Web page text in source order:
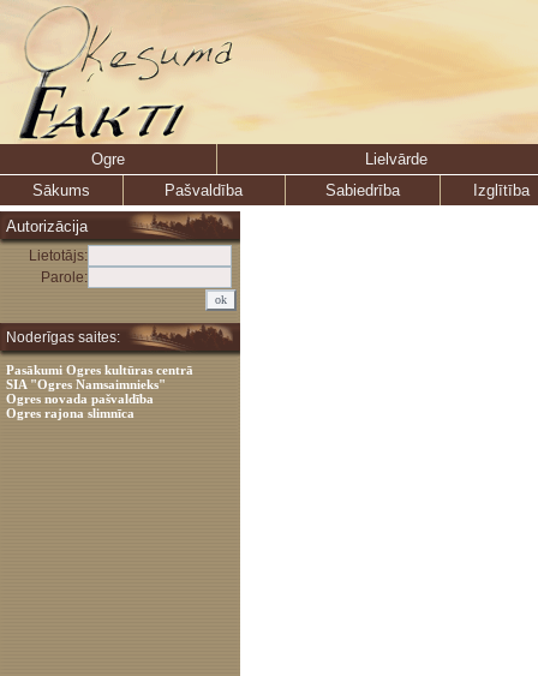
Ogre
Lielvārde
Sākums
Pašvaldība Sabiedrība
Izglītība
Autorizācija
Lietotājs:
Parole:
Noderīgas saites:
Pasākumi Ogres kultūras centrā
SIA "Ogres Namsaimnieks"
Ogres novada pašvaldība
Ogres rajona slimnīca